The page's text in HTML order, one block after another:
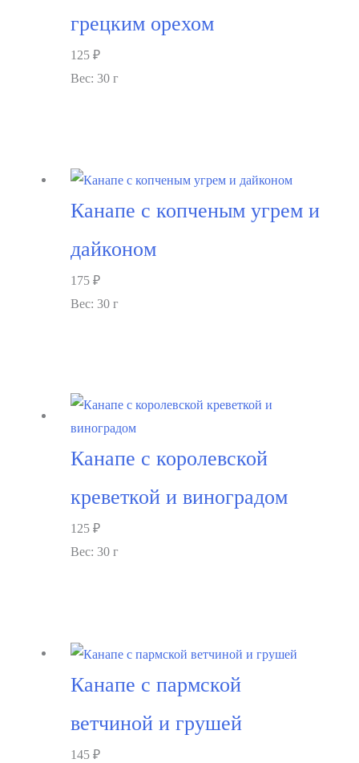
грецким орехом
125 ₽
Вес: 30 г
Канапе с копченым угрем и
дайконом
175 ₽
Вес: 30 г
Канапе с королевской
креветкой и виноградом
125 ₽
Вес: 30 г
Канапе с пармской
ветчиной и грушей
145 ₽